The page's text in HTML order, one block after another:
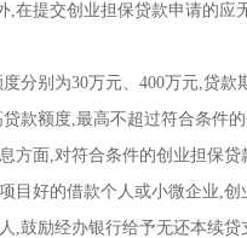
在提交创业担保贷款申请的应
别为30万元、400万元,贷款
款额度,最高不超过符合条件
方面,对符合条件的创业担保贷
好的借款个人或小微企业,创
,鼓励经办银行给予无还本续